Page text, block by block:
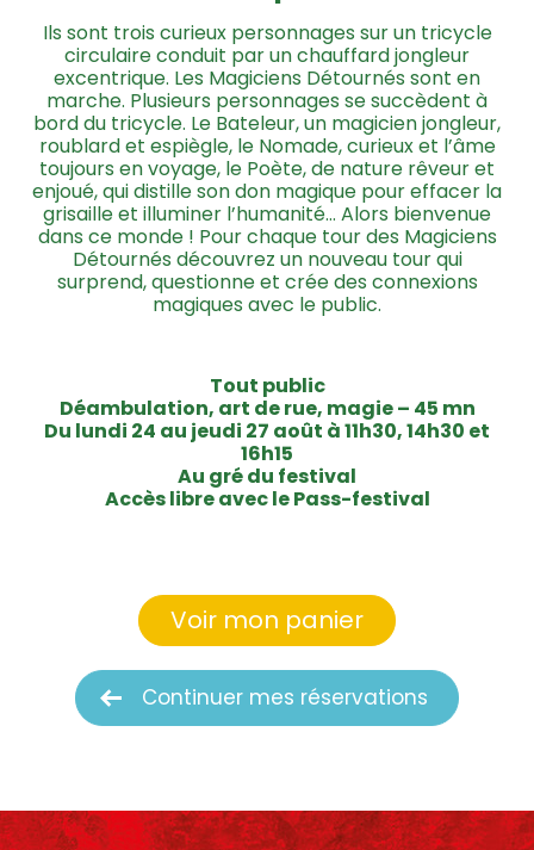
Ils sont trois curieux personnages sur un tricycle
circulaire conduit par un chauffard jongleur
excentrique. Les Magiciens Détournés sont en
marche. Plusieurs personnages se succèdent à
bord du tricycle. Le Bateleur, un magicien jongleur,
roublard et espiègle, le Nomade, curieux et l’âme
toujours en voyage, le Poète, de nature rêveur et
enjoué, qui distille son don magique pour effacer la
grisaille et illuminer l’humanité… Alors bienvenue
dans ce monde ! Pour chaque tour des Magiciens
Détournés découvrez un nouveau tour qui
surprend, questionne et crée des connexions
magiques avec le public.
Tout public
Déambulation, art de rue, magie – 45 mn
Du lundi 24 au jeudi 27 août à 11h30, 14h30 et
16h15
Au gré du festival
Accès libre avec le Pass-festival
Continuer mes réservations
Voir mon panier